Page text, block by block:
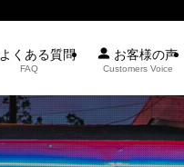
よくある質問
FAQ
お客様の声
Customers Voice